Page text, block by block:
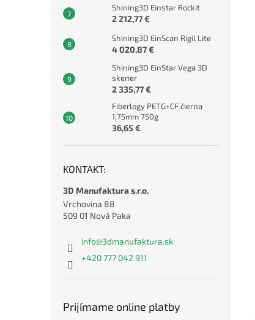
Shining3D Einstar Rockit
2 212,77 €
Shining3D EinScan Rigil Lite
4 020,87 €
Shining3D EinStar Vega 3D
skener
2 335,77 €
Fiberlogy PETG+CF čierna
1,75mm 750g
36,65 €
KONTAKT:
3D Manufaktura s.r.o.
Vrchovina 88
509 01 Nová Paka
info@3dmanufaktura.sk
+420 777 042 911
Prijímame online platby